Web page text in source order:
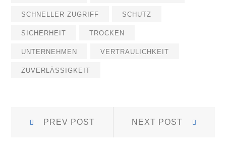
SCHNELLER ZUGRIFF SCHUTZ
SICHERHEIT TROCKEN
UNTERNEHMEN VERTRAULICHKEIT
ZUVERLÄSSIGKEIT
Beitrags-
PREV POST NEXT POST Post: